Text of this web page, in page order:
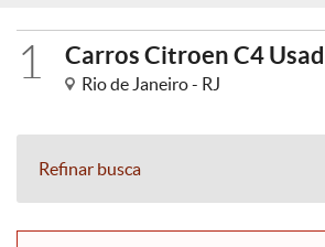
1 Carros Citroen C4
Rio de Janeiro - RJ
Refinar busca